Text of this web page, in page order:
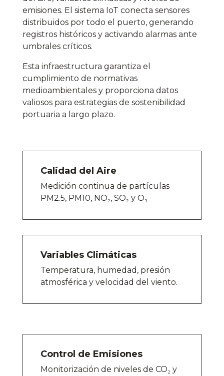
emisiones. El sistema IoT conecta sensores
distribuidos por todo el puerto, generando
registros históricos y activando alarmas ante
umbrales críticos.
Esta infraestructura garantiza el
cumplimiento de normativas
medioambientales y proporciona datos
valiosos para estrategias de sostenibilidad
portuaria a largo plazo.
Calidad del Aire
Medición continua de partículas
PM2.5, PM10, NO₂, SO₂ y O₃
Variables Climáticas
Temperatura, humedad, presión
atmosférica y velocidad del viento.
Control de Emisiones
Monitorización de niveles de CO₂ y